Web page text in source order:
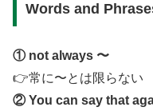
Words and
① not always 〜
👉常に〜とは限らない
② You can say that